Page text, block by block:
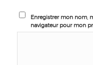
Enregistrer mon nom,
navigateur pour mon